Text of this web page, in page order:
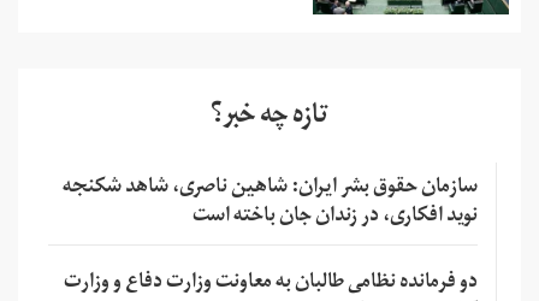
تازه چه خبر؟
سازمان حقوق بشر ایران: شاهین ناصری، شاهد شکنجه
نوید افکاری، در زندان جان باخته است
دو فرمانده نظامی طالبان به معاونت وزارت دفاع و وزارت